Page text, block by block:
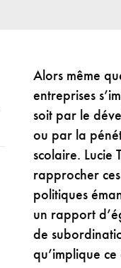
Alors même
entreprises
soit par le
ou par la
scolaire. Lucie
rapprocher
politiques
un rapport
de
qu’implique